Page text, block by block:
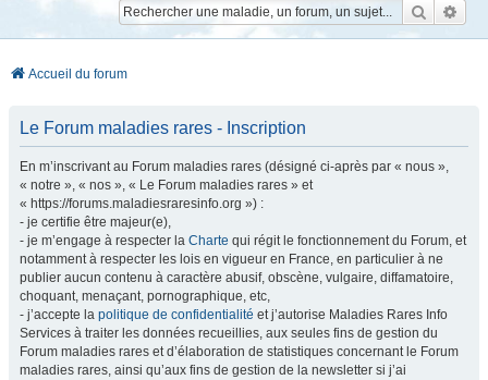
Accueil du forum
Le Forum maladies rares - Inscription
En m’inscrivant au Forum maladies rares (désigné ci-après par « nous »,
« notre », « nos », « Le Forum maladies rares » et
« https://forums.maladiesraresinfo.org ») :
- je certifie être majeur(e),
- je m’engage à respecter la Charte qui régit le fonctionnement du Forum, et
notamment à respecter les lois en vigueur en France, en particulier à ne
publier aucun contenu à caractère abusif, obscène, vulgaire, diffamatoire,
choquant, menaçant, pornographique, etc,
- j’accepte la politique de confidentialité et j’autorise Maladies Rares Info
Services à traiter les données recueillies, aux seules fins de gestion du
Forum maladies rares et d’élaboration de statistiques concernant le Forum
maladies rares, ainsi qu’aux fins de gestion de la newsletter si j’ai